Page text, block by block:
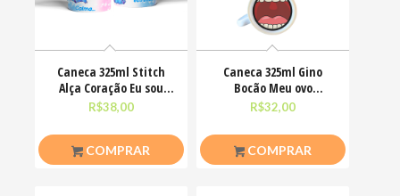
Caneca 325ml Stitch
Alça Coração Eu sou
uma pessoa calma
R$38,00
COMPRAR
Caneca 325ml Gino
Bocão Meu ovo
Engraçadas Meme
R$32,00
COMPRAR